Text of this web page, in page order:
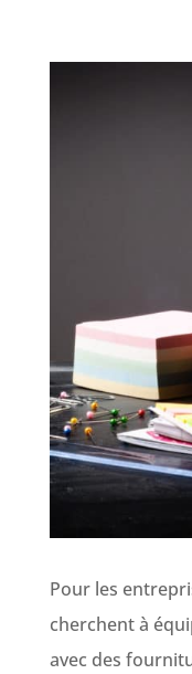
Pour les
cherchent à
avec des